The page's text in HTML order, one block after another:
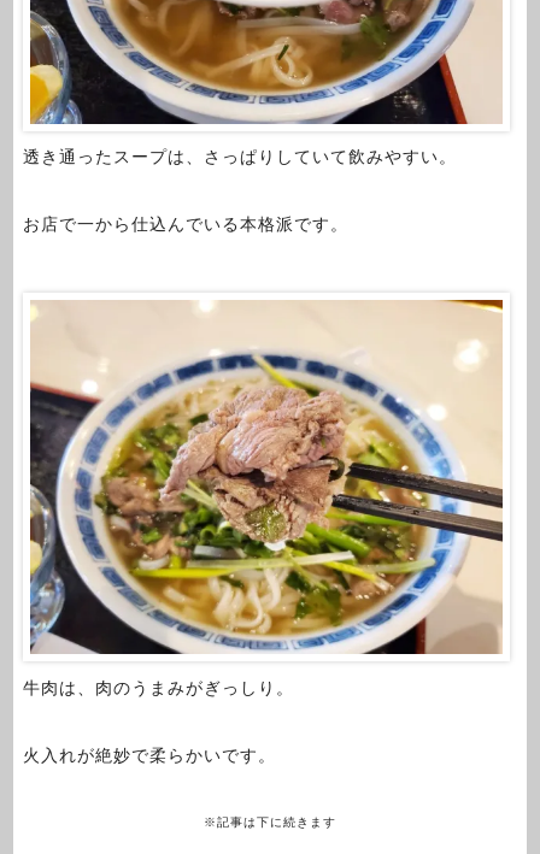
透き通ったスープは、さっぱりしていて飲みやすい。
お店で一から仕込んでいる本格派です。
牛肉は、肉のうまみがぎっしり。
火入れが絶妙で柔らかいです。
※記事は下に続きます